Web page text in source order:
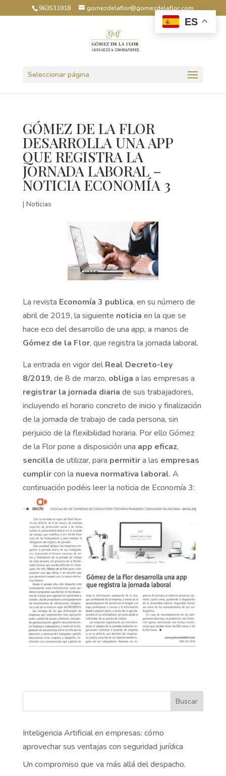
963531918 gomezdelaflor@gomezdelaflor.com
Seleccionar página
GÓMEZ DE LA FLOR
DESARROLLA UNA APP
QUE REGISTRA LA
JORNADA LABORAL –
NOTICIA ECONOMÍA 3
| Noticias
La revista Economía 3 publica, en su número de
abril de 2019, la siguiente noticia en la que se
hace eco del desarrollo de una app, a manos de
Gómez de la Flor, que registra la jornada laboral.
La entrada en vigor delReal Decreto-ley
8/2019, de 8 de marzo, obliga a las empresas a
registrar la jornada diaria de sus trabajadores,
incluyendo el horario concreto de inicio y finalización
de la jornada de trabajo de cada persona, sin
perjuicio de la flexibilidad horaria. Por ello Gómez
de la Flor pone a disposición una app eficaz,
sencilla de utilizar, para permitira las empresas
cumplircon la nueva normativa laboral. A
continuación podéis leer la noticia de Economía 3:
Buscar
Inteligencia Artificial en empresas: cómo
aprovechar sus ventajas con seguridad jurídica
Un compromiso que va más allá del despacho.
ES